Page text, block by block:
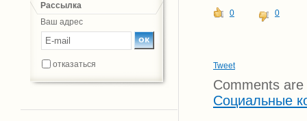
Рассылка
Ваш адрес
отказаться
0 0
Tweet
Comments are
Социальные